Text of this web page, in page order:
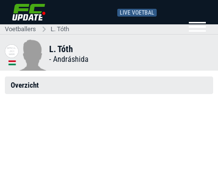
LIVE VOETBAL
Voetballers L. Tóth
L. Tóth
- Andráshida
Overzicht